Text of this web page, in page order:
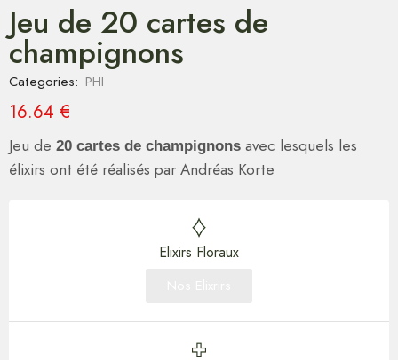
Jeu de 20 cartes de
champignons
Categories: PHI
16.64 €
Jeu de 20 cartes de champignons avec lesquels les
élixirs ont été réalisés par Andréas Korte
Elixirs Floraux